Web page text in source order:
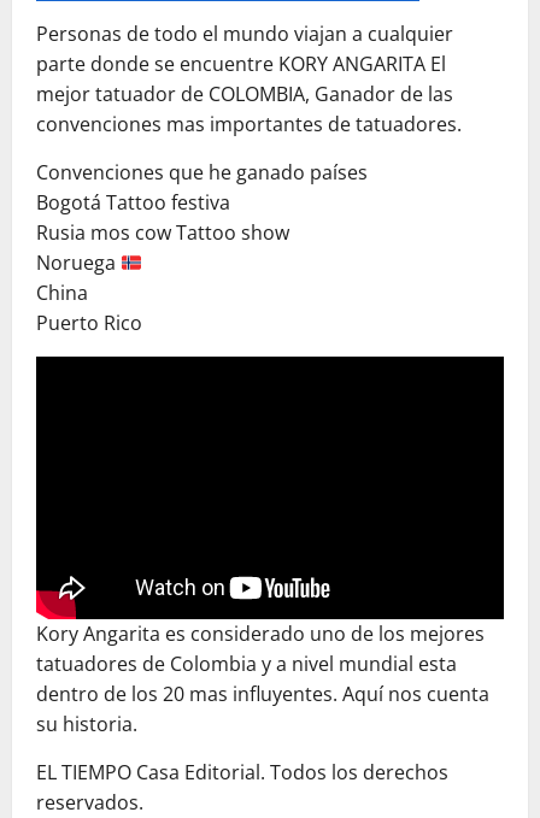
Personas de todo el mundo viajan a cualquier
parte donde se encuentre KORY ANGARITA El
mejor tatuador de COLOMBIA, Ganador de las
convenciones mas importantes de tatuadores.
Convenciones que he ganado países
Bogotá Tattoo festiva
Rusia mos cow Tattoo show
Noruega
China
Puerto Rico
Kory Angarita es considerado uno de los mejores
tatuadores de Colombia y a nivel mundial esta
dentro de los 20 mas influyentes. Aquí nos cuenta
su historia.
EL TIEMPO Casa Editorial. Todos los derechos
reservados.